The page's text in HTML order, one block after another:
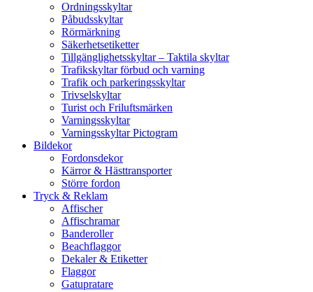
Ordningsskyltar
Påbudsskyltar
Rörmärkning
Säkerhetsetiketter
Tillgänglighetsskyltar – Taktila skyltar
Trafikskyltar förbud och varning
Trafik och parkeringsskyltar
Trivselskyltar
Turist och Friluftsmärken
Varningsskyltar
Varningsskyltar Pictogram
Bildekor
Fordonsdekor
Kärror & Hästtransporter
Större fordon
Tryck & Reklam
Affischer
Affischramar
Banderoller
Beachflaggor
Dekaler & Etiketter
Flaggor
Gatupratare